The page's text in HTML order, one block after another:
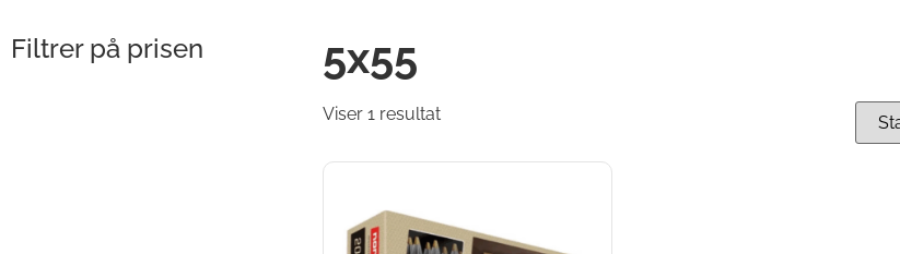
Filtrer på prisen 5x55
Viser 1 resultat